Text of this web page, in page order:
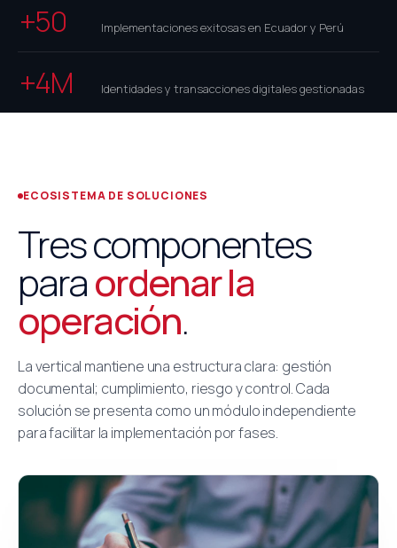
+50 Implementaciones exitosas en Ecuador y Perú
+4M Identidades y transacciones digitales gestionadas
ECOSISTEMA DE SOLUCIONES
Tres componentes
paraordenar la
operación.
La vertical mantiene una estructura clara: gestión
documental; cumplimiento, riesgo y control. Cada
solución se presenta como un módulo independiente
para facilitar la implementación por fases.